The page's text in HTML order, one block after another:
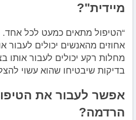
מיידית"?
אחוזים מהאנשים יכולים לעבור
מחלות רקע יכולים לעבור אותו
בדיקות שיבטיחו שהוא עשוי
אפשר לעבור את
הרדמה?